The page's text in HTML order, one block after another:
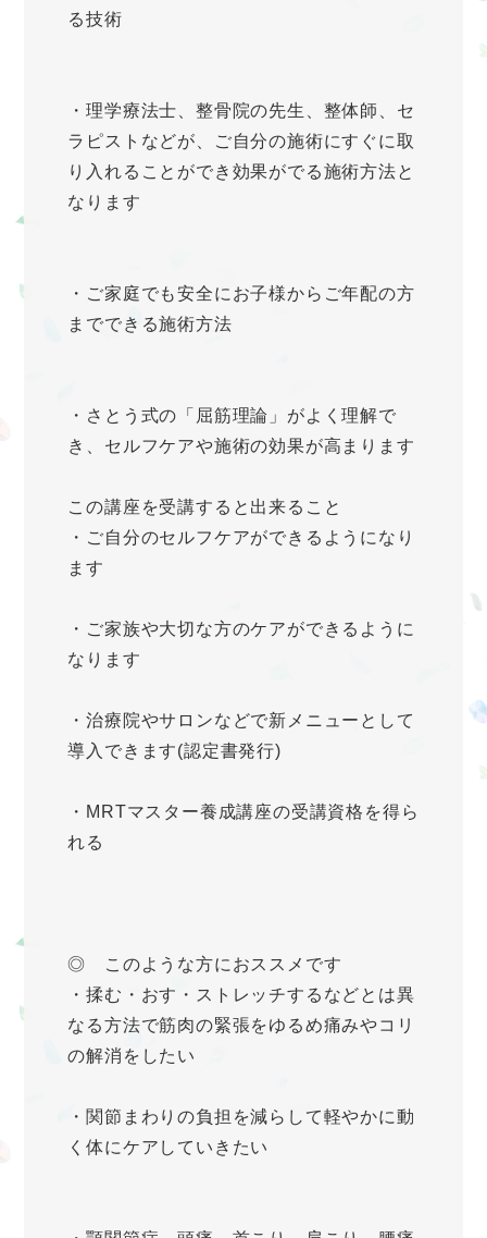
る技術
・理学療法士、整骨院の先生、整体師、セ
ラピストなどが、ご自分の施術にすぐに取
り入れることができ効果がでる施術方法と
なります
・ご家庭でも安全にお子様からご年配の方
までできる施術方法
・さとう式の「屈筋理論」がよく理解で
き、セルフケアや施術の効果が高まります
この講座を受講すると出来ること
・ご自分のセルフケアができるようになり
ます
・ご家族や大切な方のケアができるように
なります
・治療院やサロンなどで新メニューとして
導入できます(認定書発行)
・MRTマスター養成講座の受講資格を得ら
れる
◎ このような方におススメです
・揉む・おす・ストレッチするなどとは異
なる方法で筋肉の緊張をゆるめ痛みやコリ
の解消をしたい
・関節まわりの負担を減らして軽やかに動
く体にケアしていきたい